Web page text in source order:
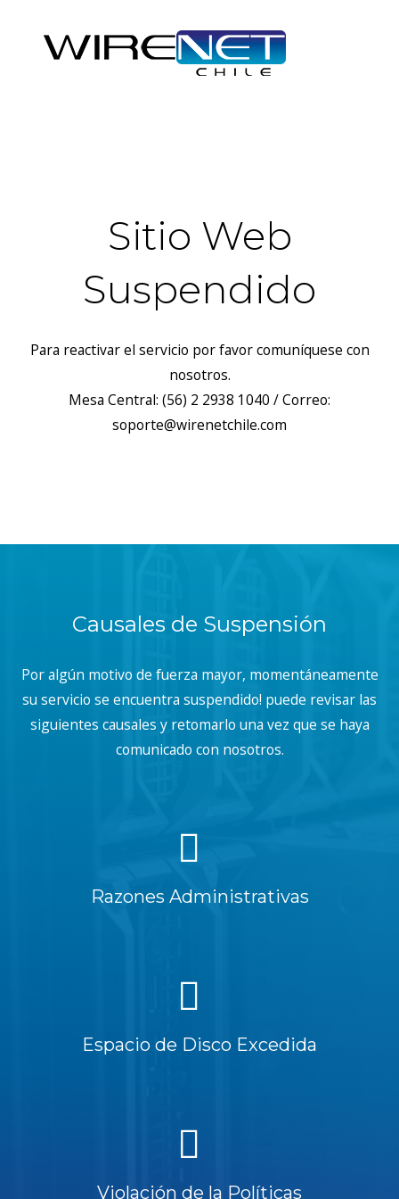
With, Content-Type, Accept");
Sitio Web
Suspendido
Para reactivar el servicio por favor comuníquese con
nosotros.
Mesa Central: (56) 2 2938 1040 / Correo:
soporte@wirenetchile.com
Causales de Suspensión
Por algún motivo de fuerza mayor, momentáneamente
su servicio se encuentra suspendido! puede revisar las
siguientes causales y retomarlo una vez que se haya
comunicado con nosotros.
Razones Administrativas
Espacio de Disco Excedida
Violación de la Políticas